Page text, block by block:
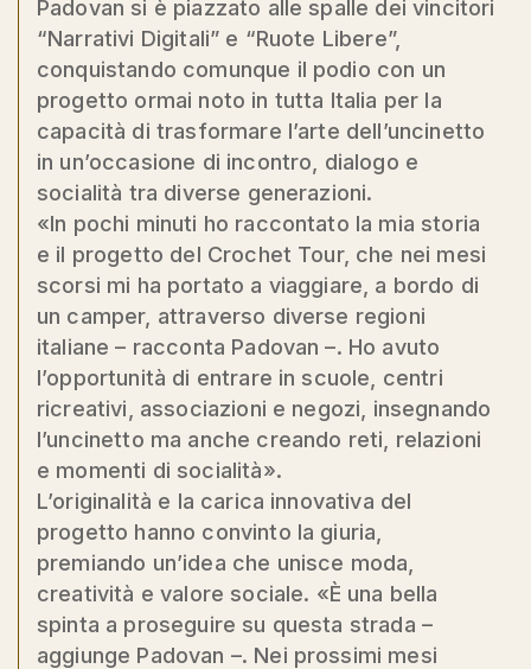
Padovan si è piazzato alle spalle dei vincitori
“Narrativi Digitali” e “Ruote Libere”,
conquistando comunque il podio con un
progetto ormai noto in tutta Italia per la
capacità di trasformare l’arte dell’uncinetto
in un’occasione di incontro, dialogo e
socialità tra diverse generazioni.
«In pochi minuti ho raccontato la mia storia
e il progetto del Crochet Tour, che nei mesi
scorsi mi ha portato a viaggiare, a bordo di
un camper, attraverso diverse regioni
italiane – racconta Padovan –. Ho avuto
l’opportunità di entrare in scuole, centri
ricreativi, associazioni e negozi, insegnando
l’uncinetto ma anche creando reti, relazioni
e momenti di socialità».
L’originalità e la carica innovativa del
progetto hanno convinto la giuria,
premiando un’idea che unisce moda,
creatività e valore sociale. «È una bella
spinta a proseguire su questa strada –
aggiunge Padovan –. Nei prossimi mesi